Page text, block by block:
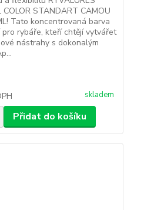
COLOR STANDART CAMOU
Tato koncentrovaná barva
rybáře, kteří chtějí vytvářet
nástrahy s dokonalým
skladem
Přidat do košíku